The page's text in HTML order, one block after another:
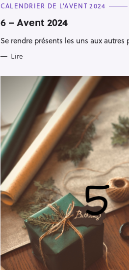
C
T
E
O
CALENDRIER DE L'AVENT 2024
6 – Avent 2024
Se rendre présents les uns aux autres
Lire